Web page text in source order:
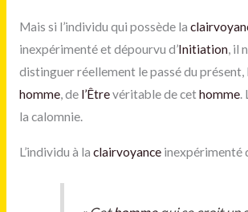
Mais si l’individu qui possède la
inexpérimenté et dépourvu d’Initiation, il
distinguer réellement le passé du présent,
homme, de l’Êtrevéritable de cethomme.
la calomnie.
L’individu à la clairvoyanceinexpérimenté